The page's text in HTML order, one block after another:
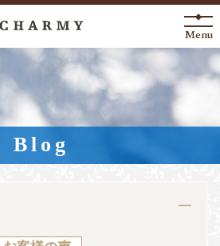
New Arrival
About
Ring
Menu
Blog